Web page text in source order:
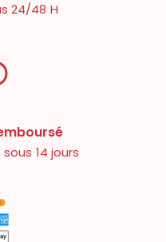
24/48 H
14 jours